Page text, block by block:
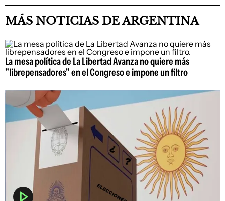
MÁS NOTICIAS DE ARGENTINA
La mesa política de La Libertad Avanza no quiere más
"librepensadores" en el Congreso e impone un filtro